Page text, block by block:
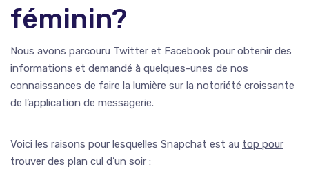
féminin?
Nous avons parcouru Twitter et Facebook pour obtenir des
informations et demandé à quelques-unes de nos
connaissances de faire la lumière sur la notoriété croissante
de l’application de messagerie.
Voici les raisons pour lesquelles Snapchat est au top pour
trouver des plan cul d’un soir :